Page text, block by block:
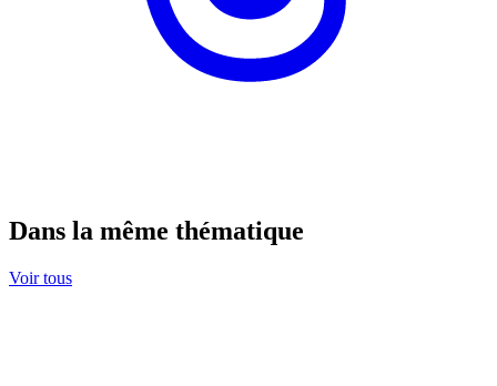
Dans la même thématique
Voir tous